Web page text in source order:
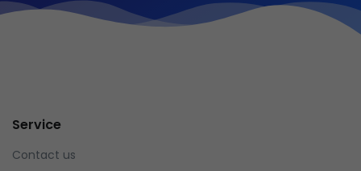
Service
Contact us